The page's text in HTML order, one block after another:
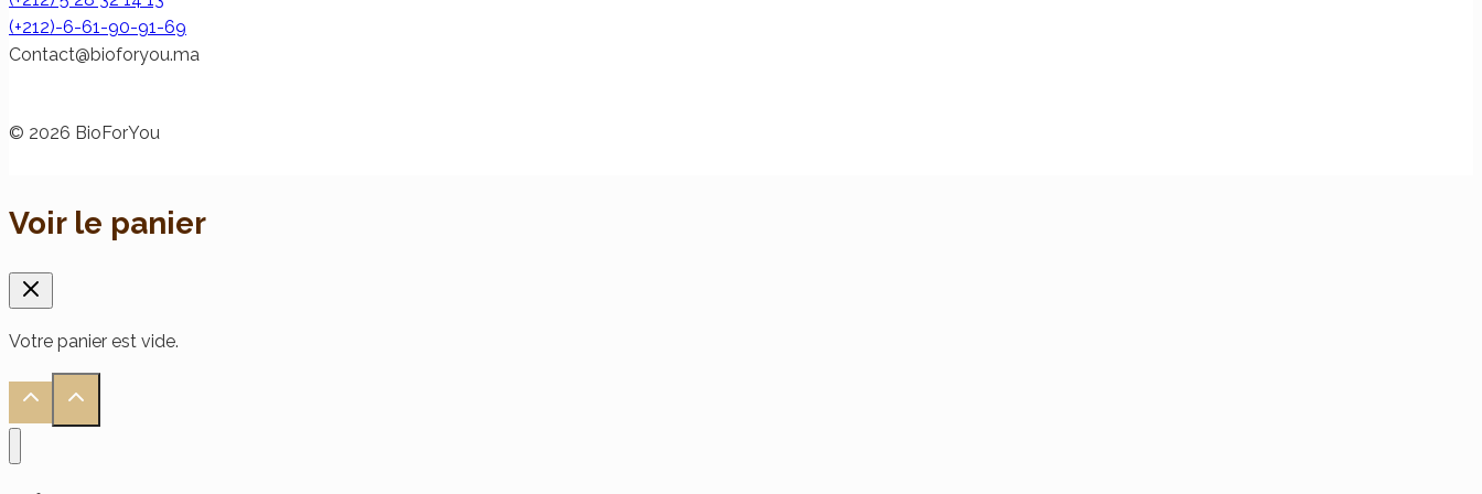
(+212)-6-61-90-91-69
am.uoyrofoib
@tcatnoC
© 2026 BioForYou
Voir le panier
Votre panier est vide.